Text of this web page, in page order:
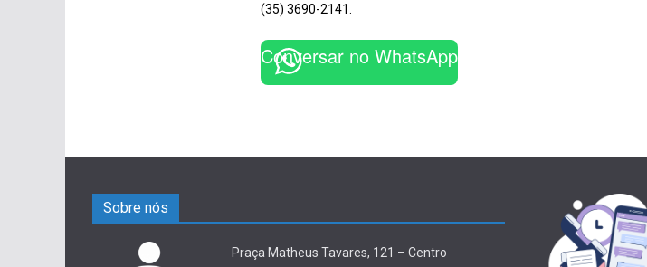
(35) 3690-2141.
Conversar no WhatsApp
Sobre nós
Praça Matheus Tavares, 121 – Centro